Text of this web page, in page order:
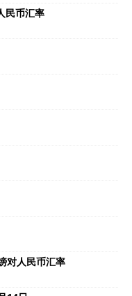
民币汇率
对人民币汇率